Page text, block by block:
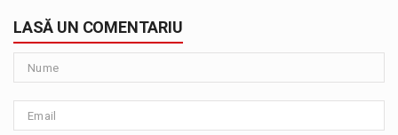
LASĂ UN COMENTARIU